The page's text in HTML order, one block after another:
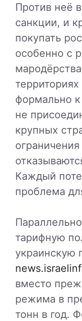
Против неё
санкции, и
покупать
особенно с
формально
не
крупных
Каждый
проблема
тарифную
украинскую
вместо
режима в
тонн в год.